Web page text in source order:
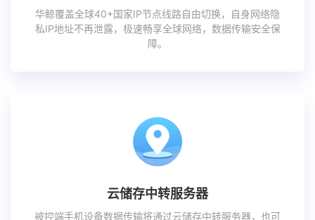
华鲸覆盖全球40+国家IP节点线路自由切换，自身网络隐
私IP地址不再泄露，极速畅享全球网络，数据传输安全保
障。
云储存中转服务器
被控端手机设备数据传输将通过云储存中转服务器，也可